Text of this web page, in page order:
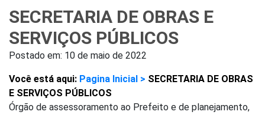
SECRETARIA DE OBRAS E
SERVIÇOS PÚBLICOS
Postado em: 10 de maio de 2022
Você está aqui: Pagina Inicial > SECRETARIA DE OBRAS
E SERVIÇOS PÚBLICOS
Órgão de assessoramento ao Prefeito e de planejamento,